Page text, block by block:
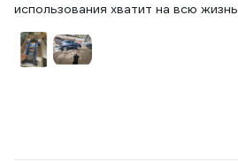
использования хватит на всю жизнь